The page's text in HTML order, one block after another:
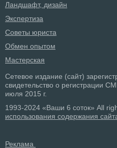
Ландшафт, дизайн
Экспертиза
Советы юриста
Обмен опытом
Мастерская
Сетевое издание (сайт)
свидетельство о регистрации
июля 2015 г.
1993-2024 «Ваши 6 соток» All
использования содержания
Реклама